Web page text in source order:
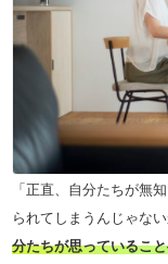
「正直、自分たちが無
られてしまうんじゃな
分たちが思っているこ